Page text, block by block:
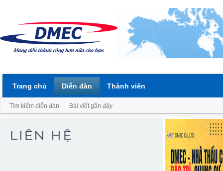
Trang chủ Diễn đàn
Tìm kiếm diễn đàn Bài viết gần đây
Thành viên